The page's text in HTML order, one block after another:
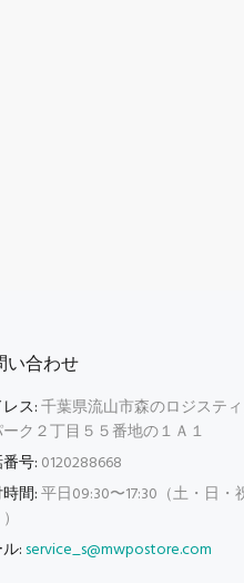
い合わせ
ス:千葉県流山市森のロジステ
ク２丁目５５番地の１Ａ１
号: 0120288668
間:平日09:30〜17:30（土・日・
: service_s@mwpostore.com